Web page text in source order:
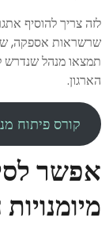
לזה צריך להוסיף
שרשראות אספקה,
תמצאו מנהל שנדרש
הארגון.
קורס פיתוח
אפשר